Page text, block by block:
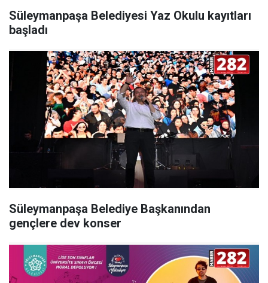
Süleymanpaşa Belediyesi Yaz Okulu kayıtları
başladı
Süleymanpaşa Belediye Başkanından
gençlere dev konser